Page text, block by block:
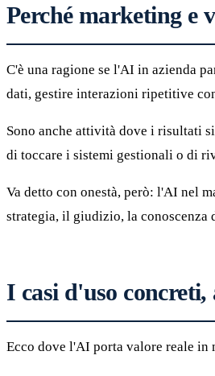
Perché marketing e
C'è una ragione se l'AI in azienda
dati, gestire interazioni ripetitive
Sono anche attività dove i risultati
di toccare i sistemi gestionali o di
Va detto con onestà, però: l'AI nel
strategia, il giudizio, la conoscenza
I casi d'uso concreti,
Ecco dove l'AI porta valore reale in